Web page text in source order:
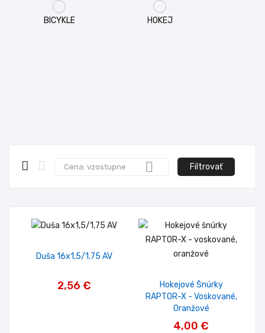
BICYKLE HOKEJ
Cena: vzostupne  Filtrovať
Duša 16x1,5/1,75 AV
2,56 €
Hokejové Šnúrky
RAPTOR-X - Voskované,
Oranžové
4,00 €